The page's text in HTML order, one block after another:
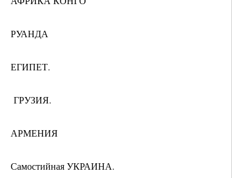
РУАНДА
ЕГИПЕТ.
ГРУЗИЯ.
АРМЕНИЯ
Самостийная УКРАИНА.